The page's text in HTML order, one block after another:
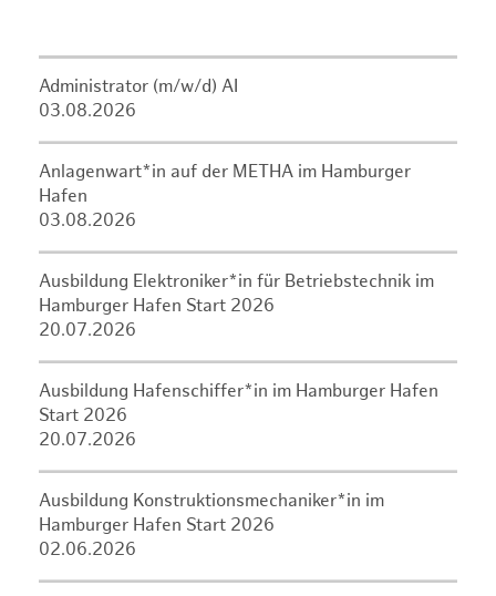
Administrator (m/w/d) AI
03.08.2026
Anlagenwart*in auf der METHA im Hamburger
Hafen
03.08.2026
Ausbildung Elektroniker*in für Betriebstechnik im
Hamburger Hafen Start 2026
20.07.2026
Ausbildung Hafenschiffer*in im Hamburger Hafen
Start 2026
20.07.2026
Ausbildung Konstruktionsmechaniker*in im
Hamburger Hafen Start 2026
02.06.2026